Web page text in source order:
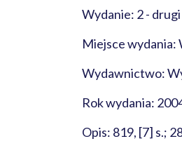
Wydanie: 2 -
Miejsce wydania:
Wydawnictwo:
Rok wydania:
Opis: 819, [7] s.;